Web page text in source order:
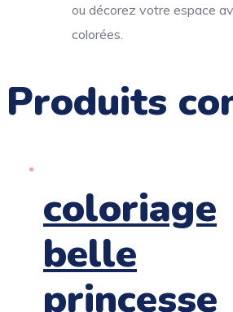
ou décorez votre espace
colorées.
Produits
coloriage
belle
princesse